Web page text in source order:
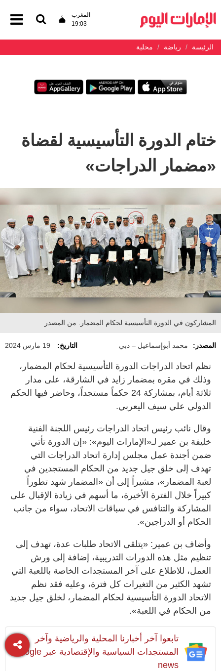
المغرب
19:03
الرئيسة رياضة محلية
ختام الدورة التأسيسية لقضاة
«مضمار الدراجات»
المشاركون في الدورة التأسيسية لحكام المضمار. من المصدر
المصدر: محمد أبوإسماعيل – دبي التاريخ: 19 مارس 2024
نظم اتحاد الدراجات الدورة التأسيسية لحكام المضمار،
وذلك في مقره بمضمار زايد في الشارقة، على مدار
ثلاثة أيام، بمشاركة 24 حكماً مستجداً، وحاضر فيها الحكم
الدولي علي سيف اليعربي.
وقال نائب رئيس اتحاد الدراجات رئيس اللجنة الفنية
خليفة بن عمير لـ«الإمارات اليوم»: «إن الدورة تأتي
ضمن أجندة عمل مجلس إدارة اتحاد الدراجات التي
تهدف إلى خلق جيل جديد من الحكام المستجدين في
لعبة المضمار»، مشيراً إلى أن «المضمار شهد تطوراً
كبيراً خلال الفترة الأخيرة، ما أسهم في زيادة الإقبال على
المشاركة والتنافس في سباقات الاتحاد، سواء من جانب
الحكام أو الدراجين».
وأضاف بن عمير: «يتلقى الاتحاد طلبات عدة، تهدف إلى
تنظيم مثل هذه الدورات التدريبية، إضافة إلى ورش
العمل، للاطلاع على آخر المستجدات الخاصة باللعبة التي
تشهد الكثير من التغيرات كل فترة، وعليه فقد نظم
الاتحاد الدورة التأسيسية لحكام المضمار، لخلق جيل جديد
من الحكام في اللعبة».
تابعوا آخر أخبارنا المحلية والرياضية وآخر
المستجدات السياسية والإقتصادية عبر Google
news